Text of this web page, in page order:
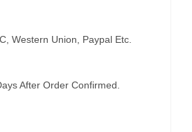
Western Union, Paypal Etc.
After Order Confirmed.